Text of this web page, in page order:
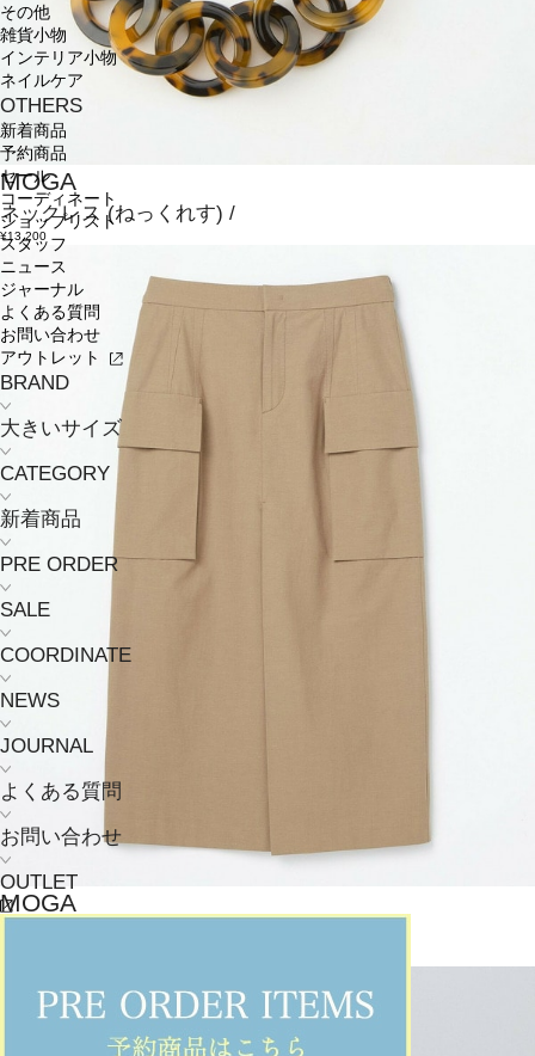
その他
雑貨小物
インテリア小物
ネイルケア
OTHERS
新着商品
予約商品
セール
コーディネート
ショップリスト
スタッフ
ニュース
ジャーナル
よくある質問
お問い合わせ
アウトレット
BRAND
大きいサイズ
CATEGORY
新着商品
PRE ORDER
SALE
COORDINATE
NEWS
JOURNAL
よくある質問
お問い合わせ
OUTLET
MOGA
ネックレス(ねっくれす) /
¥13,200
MOGA